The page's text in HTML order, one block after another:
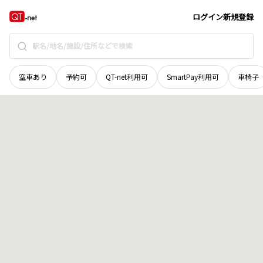
ログイン新規登録
空車あり 予約可 QT-net利用可 SmartPay利用可 車椅子
北海道